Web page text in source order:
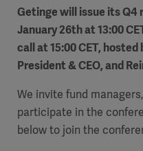
Getinge will issue its Q4
January 26th at 13:00
call at 15:00 CET,
President & CEO, and
We invite fund
participate in the
below to join the